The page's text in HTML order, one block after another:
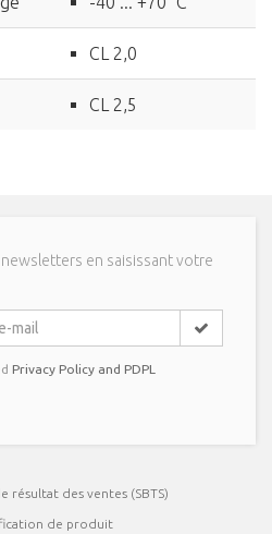
CL 2,0
CL 2,5
en saisissant votre
Privacy Policy and PDPL
résultat des ventes (SBTS)
de produit